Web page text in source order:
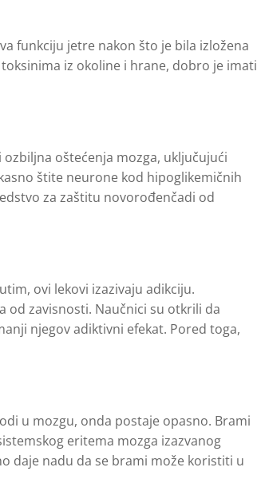
funkciju jetre nakon što je bila izložena
iz okoline i hrane, dobro je imati
oštećenja mozga, uključujući
štite neurone kod hipoglikemičnih
za zaštitu novorođenčadi od
ovi lekovi izazivaju adikciju.
od zavisnosti. Naučnici su otkrili da
njegov adiktivni efekat. Pored toga,
u mozgu, onda postaje opasno. Brami
eritema mozga izazvanog
daje nadu da se brami može koristiti u